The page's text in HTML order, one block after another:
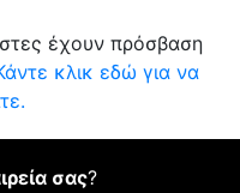
έχουν πρόσβαση
κλικ εδώ για να
σας?